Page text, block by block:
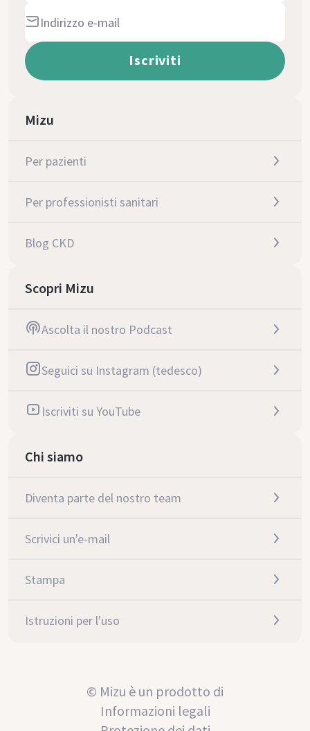
Mizu
Per pazienti
Per professionisti sanitari
Blog CKD
Scopri Mizu
Ascolta il nostro Podcast
Seguici su Instagram (tedesco)
Iscriviti su YouTube
Chi siamo
Diventa parte del nostro team
Scrivici un'e-mail
Stampa
Istruzioni per l'uso
© Mizu è un prodotto di
Informazioni legali